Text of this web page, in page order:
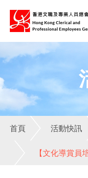
首頁 活動快訊
【文化導賞員